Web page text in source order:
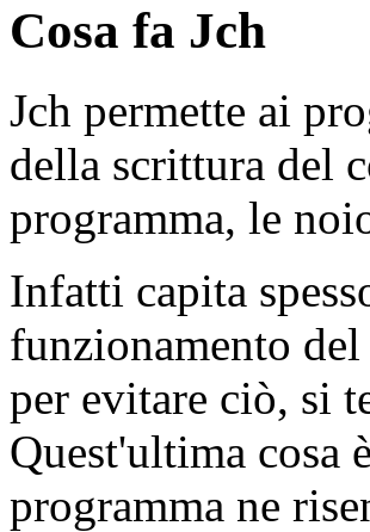
Cosa fa Jch
Jch permette ai
della scrittura del
programma, le
Infatti capita
funzionamento
per evitare ciò, si
Quest'ultima cosa
programma ne